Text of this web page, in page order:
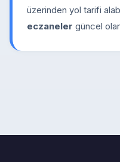
üzerinden yol tarifi
eczaneler güncel